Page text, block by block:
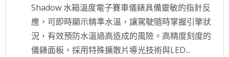
Shadow 水箱溫度電子賽車儀錶具備靈敏的指針反
應，可即時顯示精準水溫，讓駕駛隨時掌握引擎狀
況，有效預防水溫過高造成的風險。高精度刻度的
儀錶面板，採用特殊擴散片導光技術與LED...